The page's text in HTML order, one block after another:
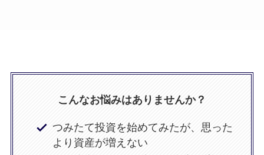
こんなお悩みはありませんか？
つみたて投資を始めてみたが、思った
より資産が増えない